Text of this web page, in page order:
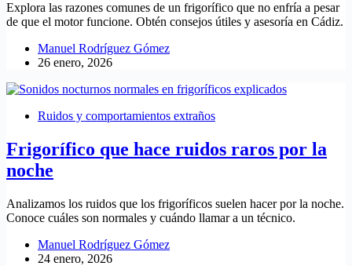
Explora las razones comunes de un frigorífico que no enfría a pesar
de que el motor funcione. Obtén consejos útiles y asesoría en Cádiz.
Manuel Rodríguez Gómez
26 enero, 2026
Ruidos y comportamientos extraños
Frigorífico que hace ruidos raros por la
noche
Analizamos los ruidos que los frigoríficos suelen hacer por la noche.
Conoce cuáles son normales y cuándo llamar a un técnico.
Manuel Rodríguez Gómez
24 enero, 2026